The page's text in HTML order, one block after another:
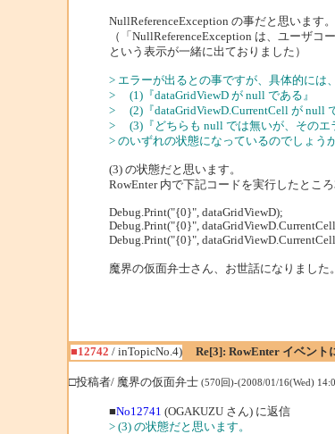
NullReferenceException の事だと思います。
（「NullReferenceException は、ユーザコ
という表示が一緒に出ておりました）
> エラーが出るとの事ですが、具体的には
> (1)『dataGridViewD が null である』
> (2)『dataGridViewD.CurrentCell が null
> (3)『どちらも null では無いが、そのエ
> のいずれの状態になっているのでしょう
(3) の状態だと思います。
RowEnter 内で下記コードを実行したとこ
Debug.Print("{0}", dataGridViewD);
Debug.Print("{0}",
Debug.Print("{0}",
魔界の仮面弁士さん、お世話になりました。
■12742 / inTopicNo.4)
Re[3]: RowEnter イベント
□投稿者/ 魔界の仮面弁士 (570回)-(2008/01/16(Wed)
■No12741 (OGAKUZU さん) に返信
> (3) の状態だと思います。